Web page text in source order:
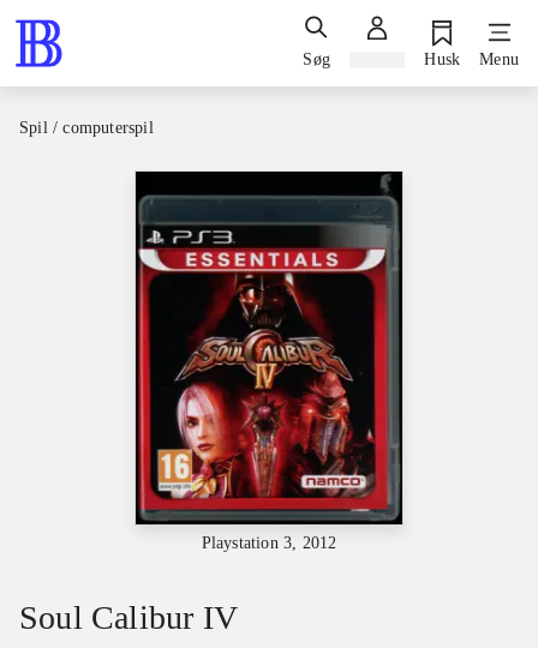
Søg Husk Menu
Spil / computerspil
Playstation 3, 2012
Soul Calibur IV